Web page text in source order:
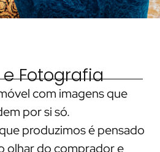
Fotografia
com imagens que
por si só.
produzimos é pensado
olhar do comprador e